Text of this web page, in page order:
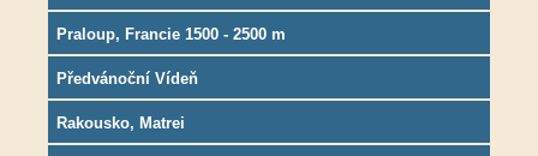
Praloup, Francie 1500 - 2500 m
Předvánoční Vídeň
Rakousko, Matrei